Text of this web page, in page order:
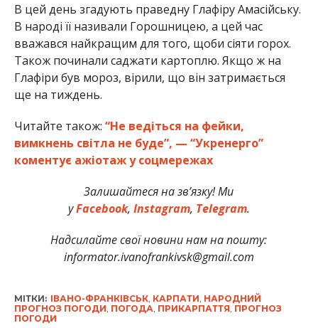
В цей день згадують праведну Глафіру Амасійську.
В народі її називали Горошницею, а цей час
вважався найкращим для того, щоби сіяти горох.
Також починали саджати картоплю. Якщо ж на
Глафіри був мороз, вірили, що він затримається
ще на тиждень.
Читайте також: “Не ведіться на фейки,
вимкнень світла не буде”, — “Укренерго”
коментує ажіотаж у соцмережах
Залишайтеся на зв’язку! Ми
уFacebook, Instagram, Telegram.
Надсилайте свої новини нам на пошту:
informator.ivanofrankivsk@gmail.com
МІТКИ: ІВАНО-ФРАНКІВСЬК, КАРПАТИ НАРОДНИЙ
ПРОГНОЗ ПОГОДИ ПОГОДА ПРИКАРПАТТЯ ПРОГНОЗ
ПОГОДИ